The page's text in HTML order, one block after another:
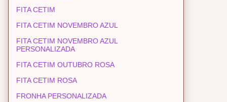
FITA CETIM
FITA CETIM NOVEMBRO AZUL
FITA CETIM NOVEMBRO AZUL
PERSONALIZADA
FITA CETIM OUTUBRO ROSA
FITA CETIM ROSA
FRONHA PERSONALIZADA